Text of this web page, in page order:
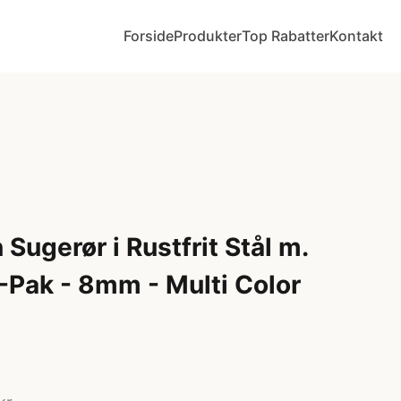
ForsideProdukterTop RabatterKontakt
Sugerør i Rustfrit Stål m.
- 8mm - Multi Color